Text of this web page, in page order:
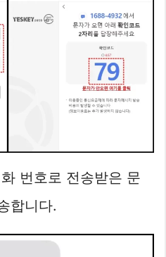
번호로 전송받은 문
합니다.